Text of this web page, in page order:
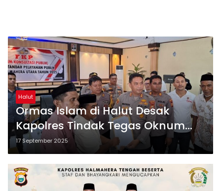
Halut
Ormas Islam di Halut Desak
Kapolres Tindak Tegas Oknum
Anggota Penista Agama
17 September 2025